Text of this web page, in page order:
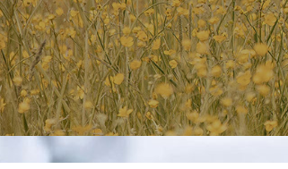
tanto en los ámbitos
de ingeniería agraria especialista en
rústicos, valoración de daños y